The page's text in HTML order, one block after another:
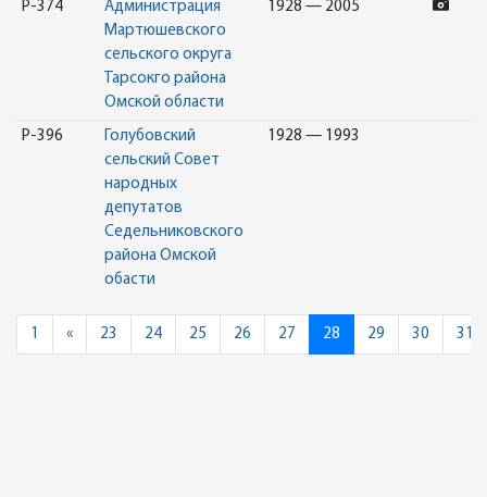
Р-374
Администрация
Мартюшевского
сельского округа
Тарсокго района
Омской области
1928 — 2005
Р-396
Голубовский
сельский Совет
народных
депутатов
Седельниковского
района Омской
обасти
1928 — 1993
1 «Previous
23 24 25 26 27 28 29 30 31